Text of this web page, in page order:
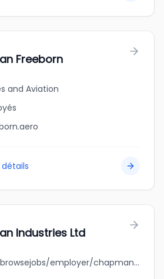
Freeborn
and Aviation
Industries Ltd
jobbank.gc.ca/browsejobs/employer/chapman+industries+ltd/ca